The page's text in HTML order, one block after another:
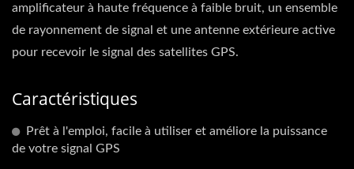
amplificateur à haute fréquence à faible bruit, un ensemble
de rayonnement de signal et une antenne extérieure active
pour recevoir le signal des satellites GPS.
Caractéristiques
Prêt à l'emploi, facile à utiliser et améliore la puissance
de votre signal GPS